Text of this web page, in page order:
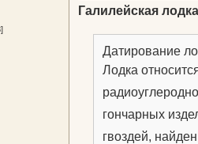
Галилейская лодка
Датирование
Лодка
гончарных
гвоздей,